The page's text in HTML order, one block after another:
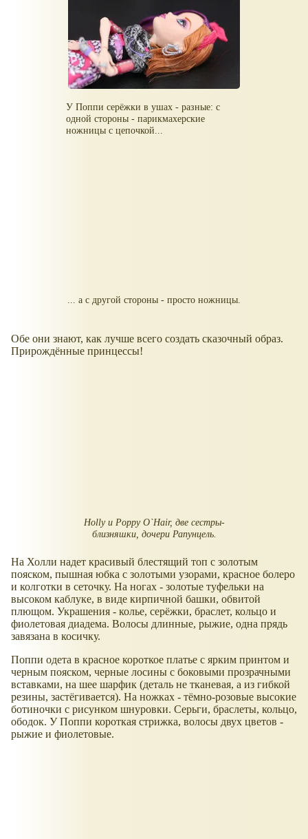
У Поппи серёжки в ушах - разные: с
одной стороны - парикмахерские
ножницы с цепочкой...
... а с другой стороны - просто ножницы.
Обе они знают, как лучше всего создать сказочный образ.
Прирождённые принцессы!
Holly и Poppy O`Hair, две сестры-
близняшки, дочери Рапунцель.
На Холли надет красивый блестящий топ с золотым
пояском, пышная юбка с золотыми узорами, красное болеро
и колготки в сеточку. На ногах - золотые туфельки на
высоком каблуке, в виде кирпичной башки, обвитой
плющом. Украшения - колье, серёжки, браслет, кольцо и
фиолетовая диадема. Волосы длинные, рыжие, одна прядь
завязана в косичку.
Поппи одета в красное короткое платье с ярким принтом и
черным пояском, черные лосины с боковыми прозрачными
вставками, на шее шарфик (деталь не тканевая, а из гибкой
резины, застёгивается). На ножках - тёмно-розовые высокие
ботиночки с рисунком шнуровки. Серьги, браслеты, кольцо,
ободок. У Поппи короткая стрижка, волосы двух цветов -
рыжие и фиолетовые.